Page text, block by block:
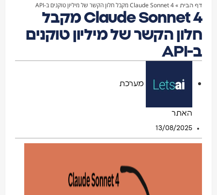
דף הבית »Claude Sonnet 4 מקבל חלון הקשר של מיליון טוקנים ב-API
Claude Sonnet 4 מקבל
חלון הקשר של מיליון טוקנים
ב-API
מערכת
האתר
13/08/2025